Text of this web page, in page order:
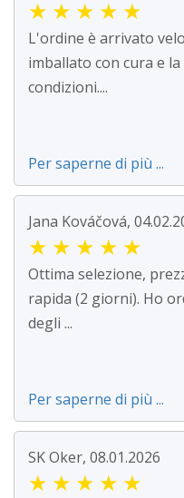
★ ★ ★ ★ ★
L'ordine è arrivato
imballato con cura e
condizioni....
Per saperne di più ...
Jana Kováčová,
★ ★ ★ ★ ★
Ottima selezione,
rapida (2 giorni). Ho
degli ...
Per saperne di più ...
SK Oker, 08.01.2026
★ ★ ★ ★ ★